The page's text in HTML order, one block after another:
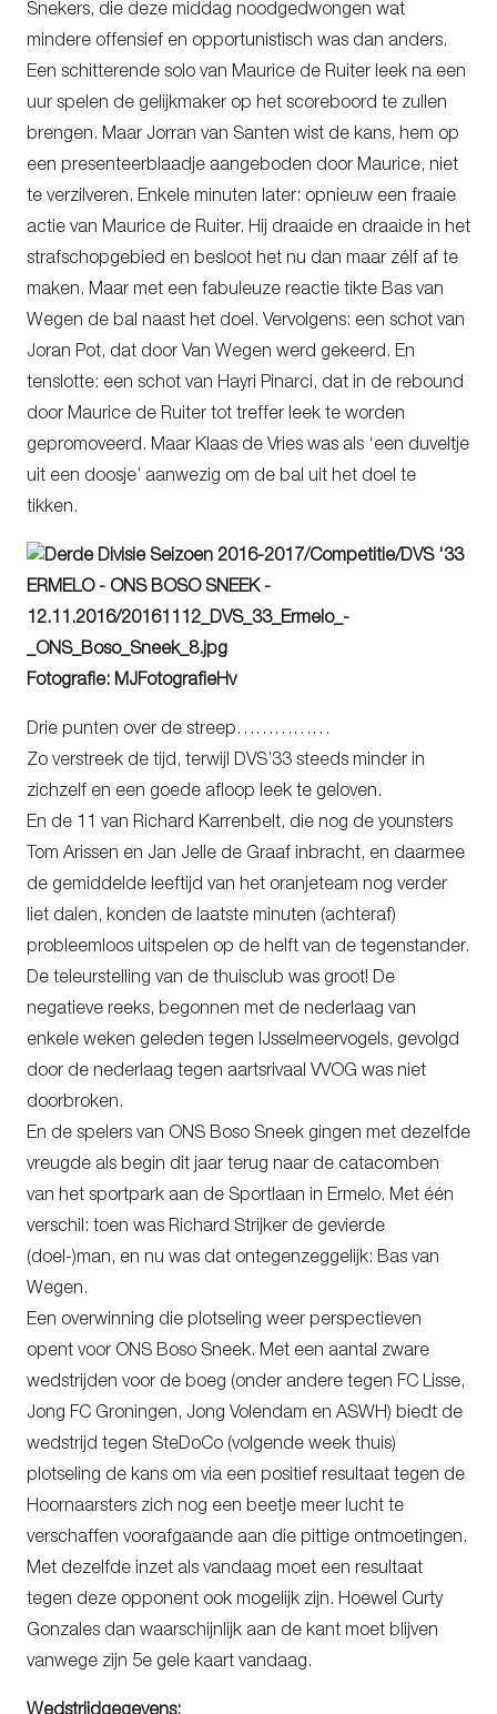
Snekers, die deze middag noodgedwongen wat
mindere offensief en opportunistisch was dan anders.
Een schitterende solo van Maurice de Ruiter leek na een
uur spelen de gelijkmaker op het scoreboord te zullen
brengen. Maar Jorran van Santen wist de kans, hem op
een presenteerblaadje aangeboden door Maurice, niet
te verzilveren. Enkele minuten later: opnieuw een fraaie
actie van Maurice de Ruiter. Hij draaide en draaide in het
strafschopgebied en besloot het nu dan maar zélf af te
maken. Maar met een fabuleuze reactie tikte Bas van
Wegen de bal naast het doel. Vervolgens: een schot van
Joran Pot, dat door Van Wegen werd gekeerd. En
tenslotte: een schot van Hayri Pinarci, dat in de rebound
door Maurice de Ruiter tot treffer leek te worden
gepromoveerd. Maar Klaas de Vries was als ‘een duveltje
uit een doosje’ aanwezig om de bal uit het doel te
tikken.
Fotografie: MJFotografieHv
Drie punten over de streep……………
Zo verstreek de tijd, terwijl DVS’33 steeds minder in
zichzelf en een goede afloop leek te geloven.
En de 11 van Richard Karrenbelt, die nog de younsters
Tom Arissen en Jan Jelle de Graaf inbracht, en daarmee
de gemiddelde leeftijd van het oranjeteam nog verder
liet dalen, konden de laatste minuten (achteraf)
probleemloos uitspelen op de helft van de tegenstander.
De teleurstelling van de thuisclub was groot! De
negatieve reeks, begonnen met de nederlaag van
enkele weken geleden tegen IJsselmeervogels, gevolgd
door de nederlaag tegen aartsrivaal VVOG was niet
doorbroken.
En de spelers van ONS Boso Sneek gingen met dezelfde
vreugde als begin dit jaar terug naar de catacomben
van het sportpark aan de Sportlaan in Ermelo. Met één
verschil: toen was Richard Strijker de gevierde
(doel-)man, en nu was dat ontegenzeggelijk: Bas van
Wegen.
Een overwinning die plotseling weer perspectieven
opent voor ONS Boso Sneek. Met een aantal zware
wedstrijden voor de boeg (onder andere tegen FC Lisse,
Jong FC Groningen, Jong Volendam en ASWH) biedt de
wedstrijd tegen SteDoCo (volgende week thuis)
plotseling de kans om via een positief resultaat tegen de
Hoornaarsters zich nog een beetje meer lucht te
verschaffen voorafgaande aan die pittige ontmoetingen.
Met dezelfde inzet als vandaag moet een resultaat
tegen deze opponent ook mogelijk zijn. Hoewel Curty
Gonzales dan waarschijnlijk aan de kant moet blijven
vanwege zijn 5e gele kaart vandaag.